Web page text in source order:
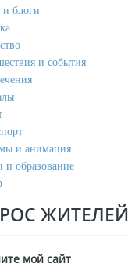
блоги
и события
и анимация
и образование
ЖИТЕЛЕЙ
мой сайт